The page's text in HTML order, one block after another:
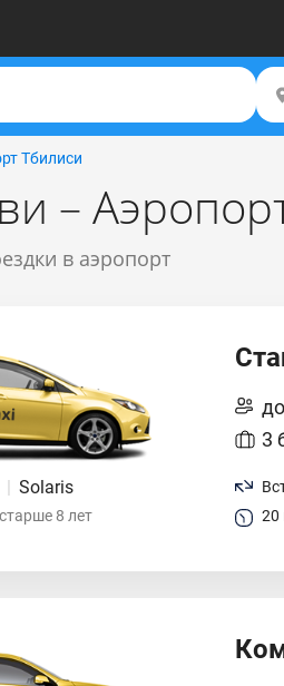
Тбилиси
–
в аэропорт
| Solaris
8 лет
3
20